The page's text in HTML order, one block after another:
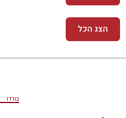
הצג הכל
בורדו